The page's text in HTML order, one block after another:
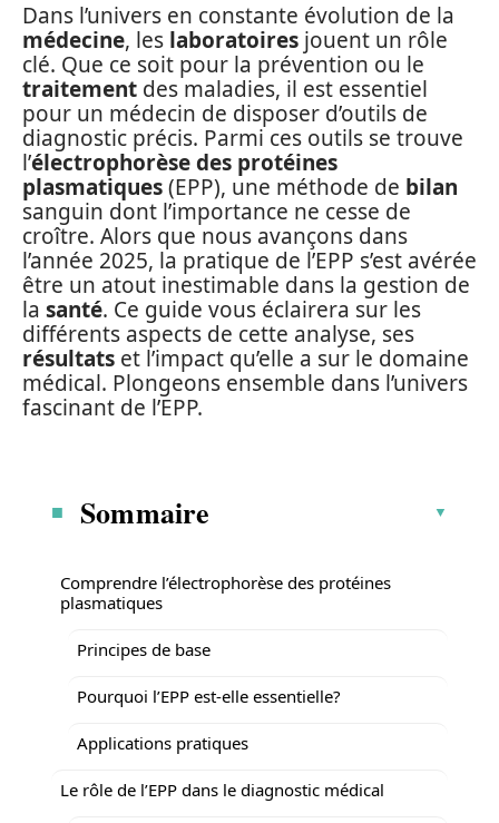
Dans l’univers en constante évolution de la
médecine, les laboratoires jouent un rôle
clé. Que ce soit pour la prévention ou le
traitement des maladies, il est essentiel
pour un médecin de disposer d’outils de
diagnostic précis. Parmi ces outils se trouve
l’électrophorèse des protéines
plasmatiques(EPP), une méthode de bilan
sanguin dont l’importance ne cesse de
croître. Alors que nous avançons dans
l’année 2025, la pratique de l’EPP s’est avérée
être un atout inestimable dans la gestion de
la santé. Ce guide vous éclairera sur les
différents aspects de cette analyse, ses
résultats et l’impact qu’elle a sur le domaine
médical. Plongeons ensemble dans l’univers
fascinant de l’EPP.
Sommaire
Comprendre l’électrophorèse des protéines
plasmatiques
Principes de base
Pourquoi l’EPP est-elle essentielle?
Applications pratiques
Le rôle de l’EPP dans le diagnostic médical